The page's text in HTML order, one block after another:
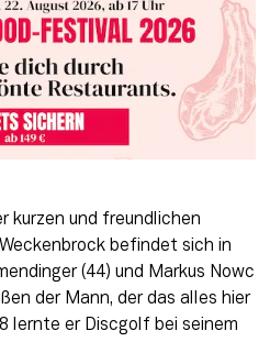
kurzen und freundlichen
befindet sich in
(44) und Markus Nowc
der Mann, der das alles hier
lernte er Discgolf bei seinem